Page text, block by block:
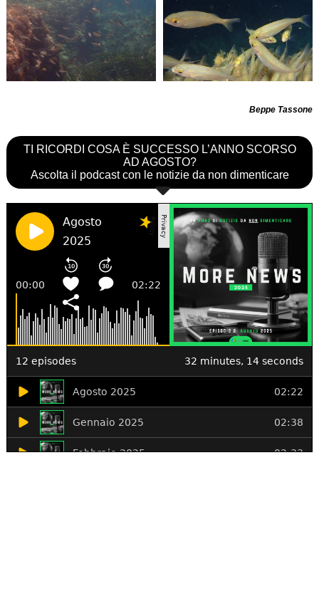
Beppe Tassone
TI RICORDI COSA È SUCCESSO L’ANNO SCORSO
AD AGOSTO?
Ascolta il podcast con le notizie da non dimenticare